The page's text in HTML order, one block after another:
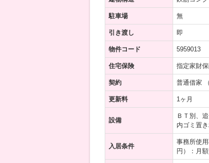
駐車場 無
引き渡し 即
物件コード 5959013
住宅保険 指定家財
契約 普通借家
更新料 1ヶ月
設備
ＢＴ別、
内ゴミ置
入居条件
事務所使
円）：月